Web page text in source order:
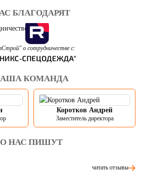
БЛАГОДАРЯТ
о сотрудничестве с:
СПЕЦОДЕЖДА"
КОМАНДА
Коротков Андрей
Заместитель директора
О НАС ПИШУТ
читать отзывы